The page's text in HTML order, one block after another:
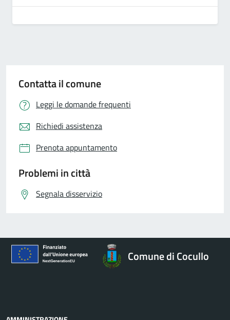
Contatta il comune
Leggi le domande frequenti
Richiedi assistenza
Prenota appuntamento
Problemi in città
Segnala disservizio
Comune di Cocullo